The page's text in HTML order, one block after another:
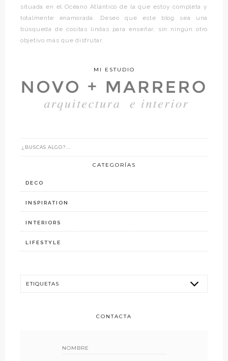
situada en el Océano Atlántico de la que estoy completa y
totalmente enamorada. Deseo que este blog sea una
búsqueda de cositas lindas para enseñar, sin ningún otro
objetivo más que disfrutar.
MI ESTUDIO
CATEGORÍAS
DECO
INSPIRATION
INTERIORS
LIFESTYLE
CONTACTA